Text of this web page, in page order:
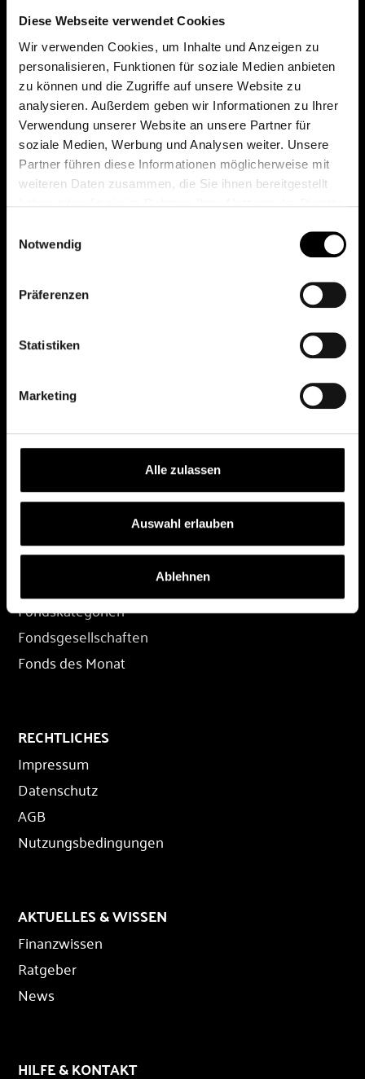
Diese Webseite verwendet Cookies
Wir verwenden Cookies, um Inhalte und Anzeigen zu
personalisieren, Funktionen für soziale Medien anbieten
zu können und die Zugriffe auf unsere Website zu
analysieren. Außerdem geben wir Informationen zu Ihrer
Verwendung unserer Website an unsere Partner für
soziale Medien, Werbung und Analysen weiter. Unsere
Partner führen diese Informationen möglicherweise mit
weiteren Daten zusammen, die Sie ihnen bereitgestellt
Notwendig
Präferenzen
Statistiken
Marketing
Alle zulassen
Auswahl erlauben
Ablehnen
Das erste Depot in Österreich mit 0€ Kontoführung,
0€ Ausgabeaufschlag und 0€ Depotgebühren bei
knapp 2000 Fonds und 0€ Orderspesen.
All rights reserved.
Depot eröffnen
Depot übertragen
Konditionen
FONDS
Fondskategorien
Fondsgesellschaften
Fonds des Monat
RECHTLICHES
Impressum
Datenschutz
AGB
Nutzungsbedingungen
AKTUELLES & WISSEN
Finanzwissen
Ratgeber
News
HILFE & KONTAKT